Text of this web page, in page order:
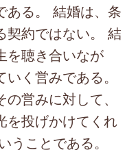
ある。 結婚は、条
契約ではない。 結
を聴き合いなが
く営みである。
営みに対して、
を投げかけてくれ
うことである。